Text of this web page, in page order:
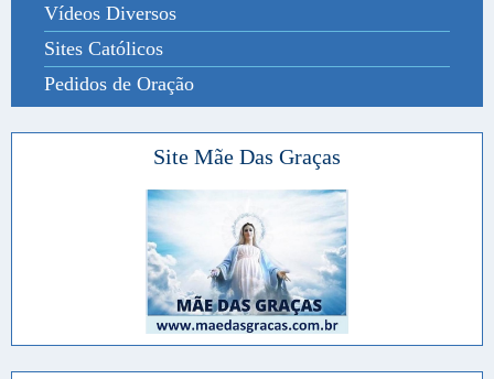
Vídeos Diversos
Sites Católicos
Pedidos de Oração
Site Mãe Das Graças